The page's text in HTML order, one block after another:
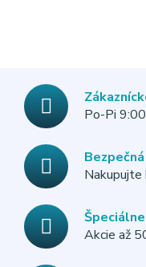
Po-Pi
Nakupujte
Akcie až